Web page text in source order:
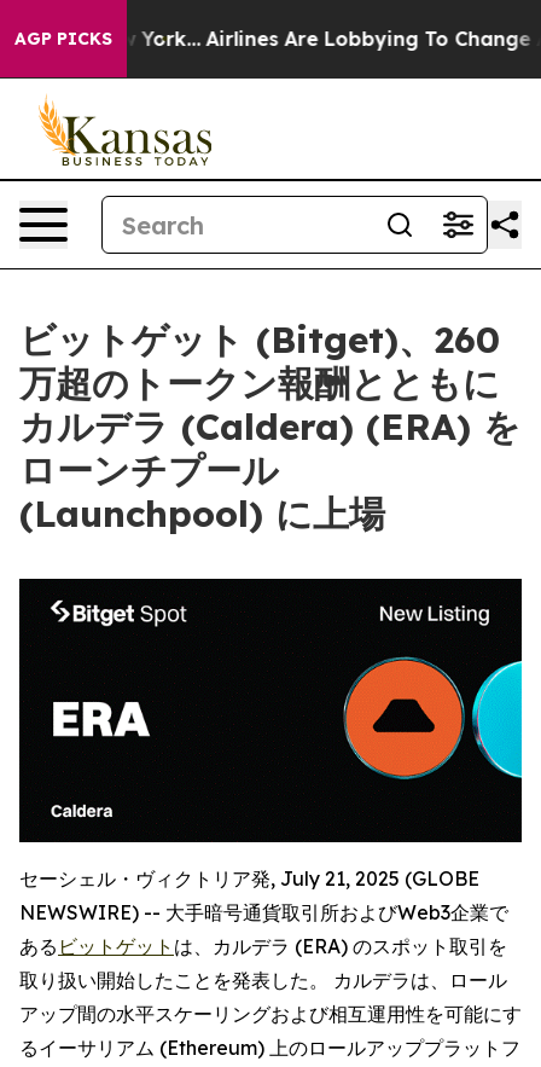
AGP PICKS
New York... Airlines Are Lobbying To Change
ビットゲット (Bitget)、260
万超のトークン報酬とともに
カルデラ (Caldera) (ERA) を
ローンチプール
(Launchpool) に上場
セーシェル・ヴィクトリア発, July 21, 2025 (GLOBE
NEWSWIRE) -- 大手暗号通貨取引所およびWeb3企業で
ある ビットゲット は、カルデラ (ERA) のスポット取引を
取り扱い開始したことを発表した。 カルデラは、ロール
アップ間の水平スケーリングおよび相互運用性を可能にす
るイーサリアム (Ethereum) 上のロールアッププラットフ